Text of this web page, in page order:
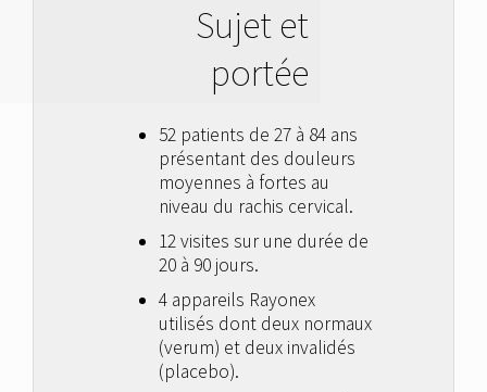
Sujet et
portée
52 patients de 27 à 84 ans
présentant des douleurs
moyennes à fortes au
niveau du rachis cervical.
12 visites sur une durée de
20 à 90 jours.
4 appareils Rayonex
utilisés dont deux normaux
(verum) et deux invalidés
(placebo).